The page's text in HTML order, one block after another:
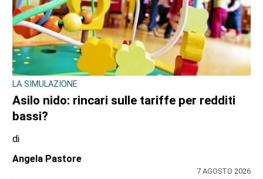
LA SIMULAZIONE
Asilo nido: rincari sulle tariffe per redditi
bassi?
di
Angela Pastore
7 AGOSTO 2026